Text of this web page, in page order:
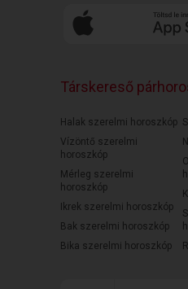
Társkereső
Halak szerelmi horoszkóp
Vízöntő szerelmi
horoszkóp
Mérleg szerelmi
horoszkóp
Ikrek szerelmi horoszkóp
Bak szerelmi horoszkóp
Bika szerelmi horoszkóp